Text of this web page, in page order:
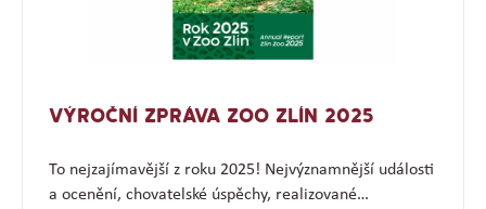
VÝROČNÍ ZPRÁVA ZOO ZLÍN 2025
To nejzajímavější z roku 2025! Nejvýznamnější události
a ocenění, chovatelské úspěchy, realizované…